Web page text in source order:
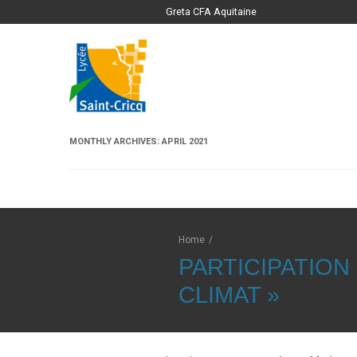
Greta CFA Aquitaine
MONTHLY ARCHIVES:APRIL 2021
Home /
CLIMAT »